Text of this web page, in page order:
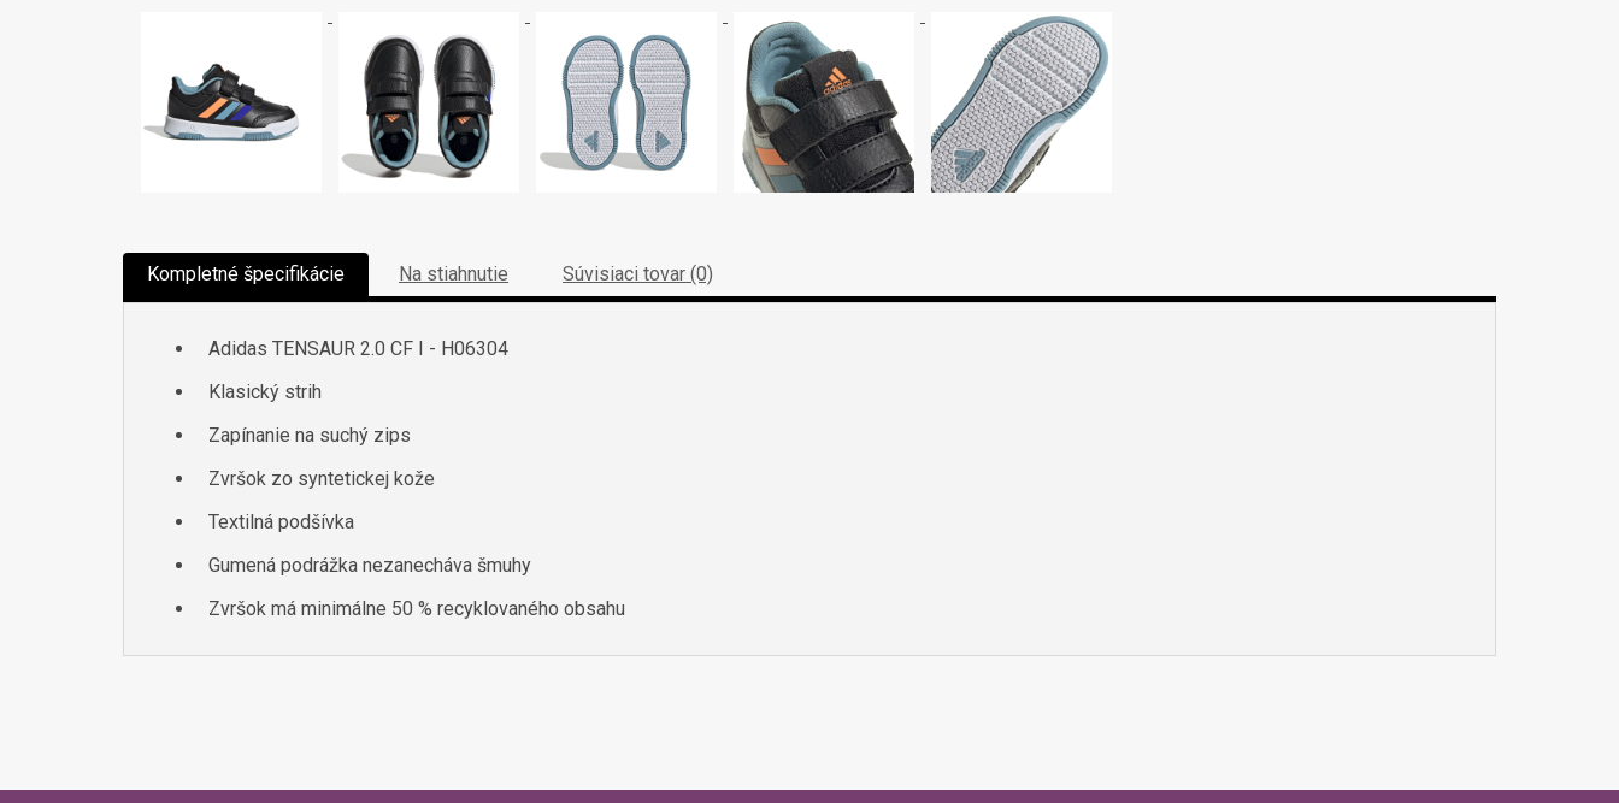
Kompletné špecifikácie Na stiahnutie Súvisiaci tovar (0)
Adidas TENSAUR 2.0 CF I - H06304
Klasický strih
Zapínanie na suchý zips
Zvršok zo syntetickej kože
Textilná podšívka
Gumená podrážka nezanecháva šmuhy
Zvršok má minimálne 50 % recyklovaného obsahu